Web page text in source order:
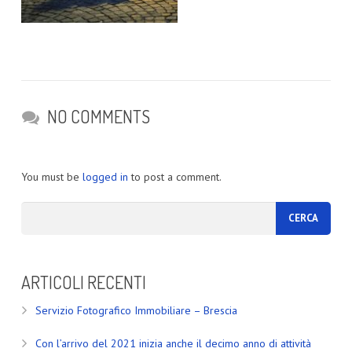
NO COMMENTS
You must be logged in to post a comment.
ARTICOLI RECENTI
Servizio Fotografico Immobiliare – Brescia
Con l’arrivo del 2021 inizia anche il decimo anno di attività